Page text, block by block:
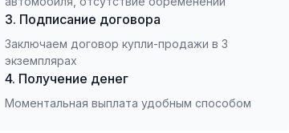
3. Подписание договора
Заключаем договор купли-продажи в 3
экземплярах
4. Получение денег
Моментальная выплата удобным способом